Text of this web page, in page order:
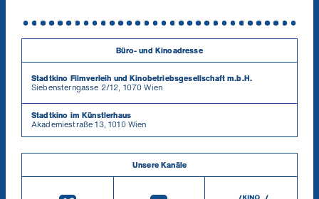
Büro- und Kinoadresse
Stadtkino Filmverleih und Kinobetriebsgesellschaft m.b.H.
Siebensterngasse 2/12, 1070 Wien
Stadtkino im Künstlerhaus
Akademiestraße 13, 1010 Wien
Unsere Kanäle